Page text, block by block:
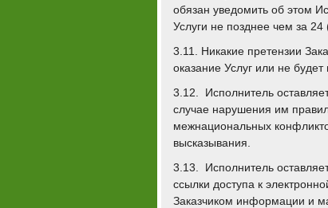
обязан уведомить об этом
Услуги не позднее чем за 24
3.11. Никакие претензии
оказание Услуг или не
3.12. Исполнитель
случае нарушения им
межнациональных
высказывания.
3.13. Исполнитель
ссылки доступа к
Заказчиком информации и